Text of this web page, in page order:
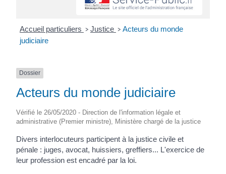
Accueil particuliers > Justice > Acteurs du monde
judiciaire
Dossier
Acteurs du monde judiciaire
Vérifié le 26/05/2020 - Direction de l'information légale et
administrative (Premier ministre), Ministère chargé de la justice
Divers interlocuteurs participent à la justice civile et
pénale : juges, avocat, huissiers, greffiers... L'exercice de
leur profession est encadré par la loi.